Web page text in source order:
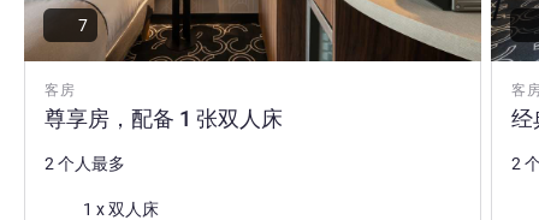
客房
尊享房，配备 1 张双人床
7
2 个人最多
床上用品1 x 双人床
客
经
2